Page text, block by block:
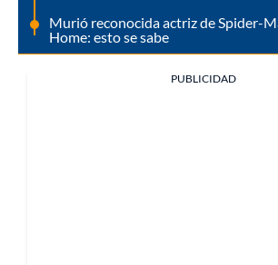
Murió reconocida actriz de Spider-
Home: esto se sabe
PUBLICIDAD